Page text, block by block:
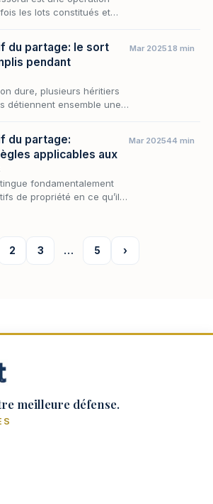
les lots constitués et
du partage: le sort
pendant
dure, plusieurs héritiers
détiennent ensemble une
Mar 202518 min
du partage:
applicables aux
fondamentalement
de propriété en ce qu’il
Mar 202544 min
2 3 … 5 ›
meilleure défense.